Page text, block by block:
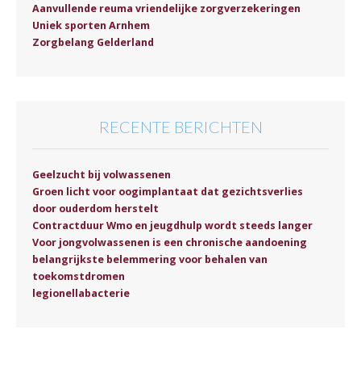
Aanvullende reuma vriendelijke zorgverzekeringen
Uniek sporten Arnhem
Zorgbelang Gelderland
RECENTE BERICHTEN
Geelzucht bij volwassenen
Groen licht voor oogimplantaat dat gezichtsverlies
door ouderdom herstelt
Contractduur Wmo en jeugdhulp wordt steeds langer
Voor jongvolwassenen is een chronische aandoening
belangrijkste belemmering voor behalen van
toekomstdromen
legionellabacterie